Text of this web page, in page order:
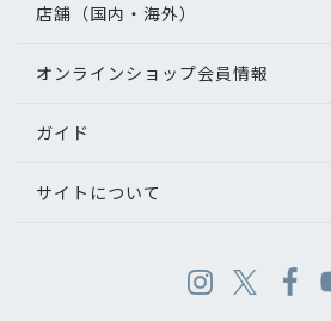
店舗（国内・海外）
オンラインショップ会員情報
ガイド
サイトについて